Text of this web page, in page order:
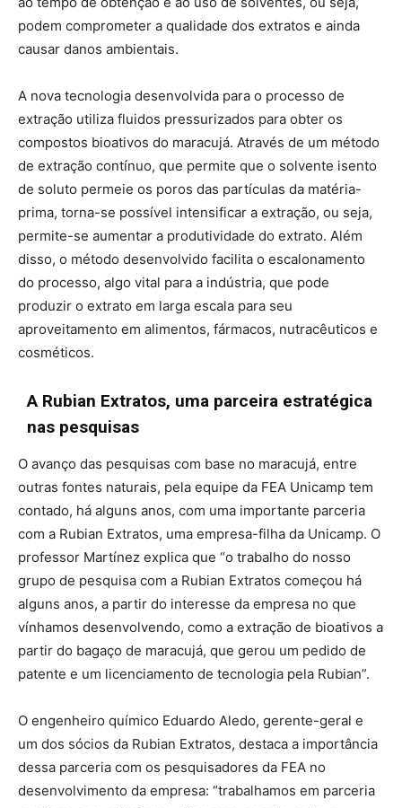
podem comprometer a qualidade dos extratos e ainda
causar danos ambientais.
A nova tecnologia desenvolvida para o processo de
extração utiliza fluidos pressurizados para obter os
compostos bioativos do maracujá. Através de um método
de extração contínuo, que permite que o solvente isento
de soluto permeie os poros das partículas da matéria-
prima, torna-se possível intensificar a extração, ou seja,
permite-se aumentar a produtividade do extrato. Além
disso, o método desenvolvido facilita o escalonamento
do processo, algo vital para a indústria, que pode
produzir o extrato em larga escala para seu
aproveitamento em alimentos, fármacos, nutracêuticos e
cosméticos.
A Rubian Extratos, uma parceira estratégica
nas pesquisas
O avanço das pesquisas com base no maracujá, entre
outras fontes naturais, pela equipe da FEA Unicamp tem
contado, há alguns anos, com uma importante parceria
com a Rubian Extratos, uma empresa-filha da Unicamp. O
professor Martínez explica que “o trabalho do nosso
grupo de pesquisa com a Rubian Extratos começou há
alguns anos, a partir do interesse da empresa no que
vínhamos desenvolvendo, como a extração de bioativos a
partir do bagaço de maracujá, que gerou um pedido de
patente e um licenciamento de tecnologia pela Rubian”.
O engenheiro químico Eduardo Aledo, gerente-geral e
um dos sócios da Rubian Extratos, destaca a importância
dessa parceria com os pesquisadores da FEA no
desenvolvimento da empresa: “trabalhamos em parceria